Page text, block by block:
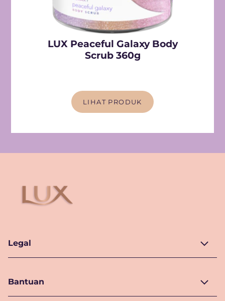
LUX Peaceful Galaxy Body
Scrub 360g
LIHAT PRODUK
Legal
Bantuan